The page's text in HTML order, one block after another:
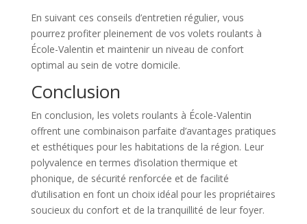
En suivant ces conseils d’entretien régulier, vous
pourrez profiter pleinement de vos volets roulants à
École-Valentin et maintenir un niveau de confort
optimal au sein de votre domicile.
Conclusion
En conclusion, les volets roulants à École-Valentin
offrent une combinaison parfaite d’avantages pratiques
et esthétiques pour les habitations de la région. Leur
polyvalence en termes d’isolation thermique et
phonique, de sécurité renforcée et de facilité
d’utilisation en font un choix idéal pour les propriétaires
soucieux du confort et de la tranquillité de leur foyer.